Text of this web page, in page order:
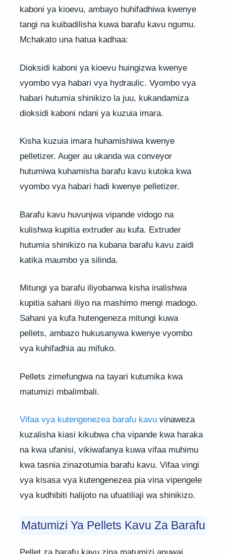
kaboni ya kioevu, ambayo huhifadhiwa kwenye
tangi na kuibadilisha kuwa barafu kavu ngumu.
Mchakato una hatua kadhaa:
Dioksidi kaboni ya kioevu huingizwa kwenye
vyombo vya habari vya hydraulic. Vyombo vya
habari hutumia shinikizo la juu, kukandamiza
dioksidi kaboni ndani ya kuzuia imara.
Kisha kuzuia imara huhamishiwa kwenye
pelletizer. Auger au ukanda wa conveyor
hutumiwa kuhamisha barafu kavu kutoka kwa
vyombo vya habari hadi kwenye pelletizer.
Barafu kavu huvunjwa vipande vidogo na
kulishwa kupitia extruder au kufa. Extruder
hutumia shinikizo na kubana barafu kavu zaidi
katika maumbo ya silinda.
Mitungi ya barafu iliyobanwa kisha inalishwa
kupitia sahani iliyo na mashimo mengi madogo.
Sahani ya kufa hutengeneza mitungi kuwa
pellets, ambazo hukusanywa kwenye vyombo
vya kuhifadhia au mifuko.
Pellets zimefungwa na tayari kutumika kwa
matumizi mbalimbali.
Vifaa vya kutengenezea barafu kavuvinaweza
kuzalisha kiasi kikubwa cha vipande kwa haraka
na kwa ufanisi, vikiwafanya kuwa vifaa muhimu
kwa tasnia zinazotumia barafu kavu. Vifaa vingi
vya kisasa vya kutengenezea pia vina vipengele
vya kudhibiti halijoto na ufuatiliaji wa shinikizo.
Matumizi Ya Pellets Kavu Za Barafu
Pellet za barafu kavu zina matumizi anuwai,